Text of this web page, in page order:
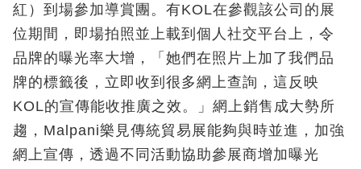
紅）到場參加導賞團。有KOL在參觀該公司的展
位期間，即場拍照並上載到個人社交平台上，令
品牌的曝光率大增，「她們在照片上加了我們品
牌的標籤後，立即收到很多網上查詢，這反映
KOL的宣傳能收推廣之效。」網上銷售成大勢所
趨，Malpani樂見傳統貿易展能夠與時並進，加強
網上宣傳，透過不同活動協助參展商增加曝光